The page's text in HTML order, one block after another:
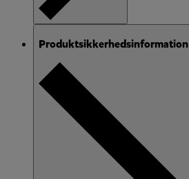
Produktsikkerhedsinformation